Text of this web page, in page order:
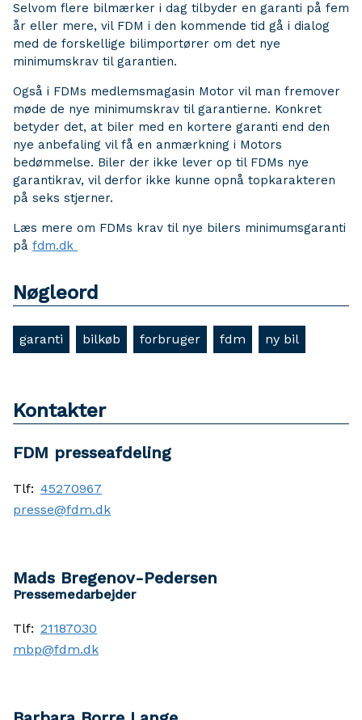
Selvom flere bilmærker i dag tilbyder en garanti på fem
år eller mere, vil FDM i den kommende tid gå i dialog
med de forskellige bilimportører om det nye
minimumskrav til garantien.
Også i FDMs medlemsmagasin Motor vil man fremover
møde de nye minimumskrav til garantierne. Konkret
betyder det, at biler med en kortere garanti end den
nye anbefaling vil få en anmærkning i Motors
bedømmelse. Biler der ikke lever op til FDMs nye
garantikrav, vil derfor ikke kunne opnå topkarakteren
på seks stjerner.
Læs mere om FDMs krav til nye bilers minimumsgaranti
på fdm.dk
Nøgleord
garanti bilkøb forbruger fdm ny bil
Kontakter
FDM presseafdeling
Tlf: 45270967
presse@fdm.dk
Mads Bregenov-Pedersen
Pressemedarbejder
Tlf: 21187030
mbp@fdm.dk